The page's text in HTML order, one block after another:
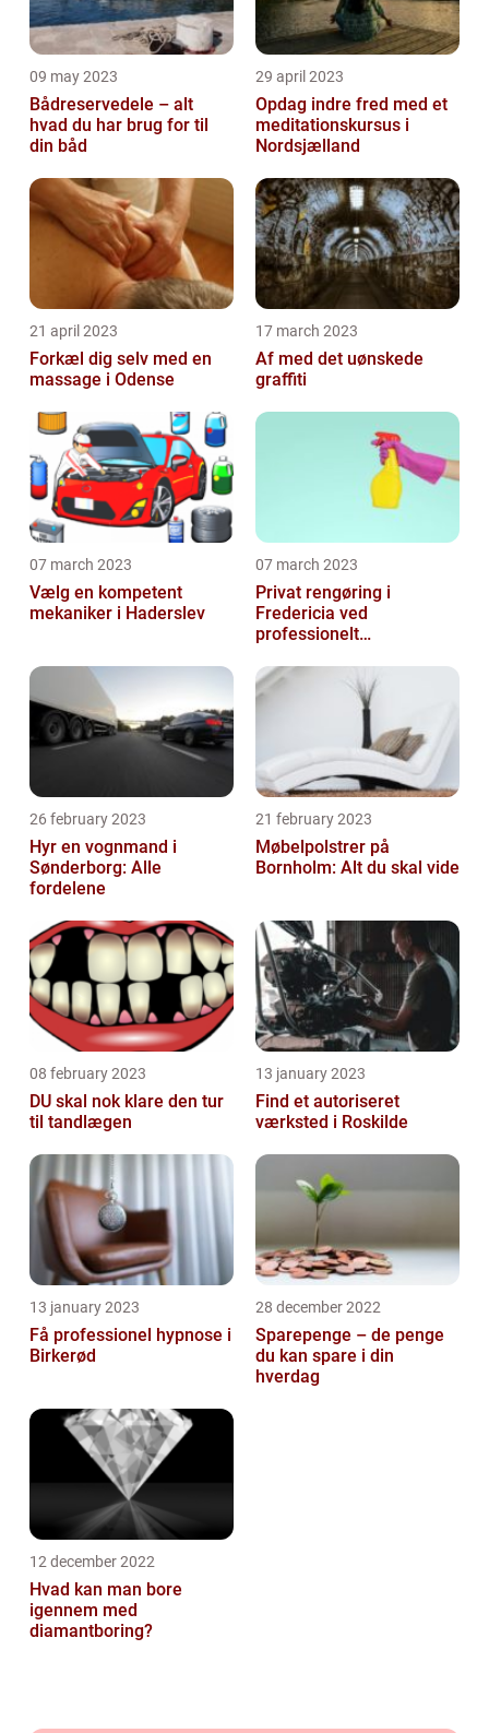
09 may 2023
Bådreservedele – alt
hvad du har brug for til
din båd
29 april 2023
Opdag indre fred med et
meditationskursus i
Nordsjælland
21 april 2023
Forkæl dig selv med en
massage i Odense
17 march 2023
Af med det uønskede
graffiti
07 march 2023
Vælg en kompetent
mekaniker i Haderslev
07 march 2023
Privat rengøring i
Fredericia ved
professionelt
26 february 2023
Hyr en vognmand i
Sønderborg: Alle
fordelene
21 february 2023
Møbelpolstrer på
Bornholm: Alt du skal vide
08 february 2023
DU skal nok klare den tur
til tandlægen
13 january 2023
Find et autoriseret
værksted i Roskilde
13 january 2023
Få professionel hypnose i
Birkerød
28 december 2022
Sparepenge – de penge
du kan spare i din
hverdag
12 december 2022
Hvad kan man bore
igennem med
diamantboring?